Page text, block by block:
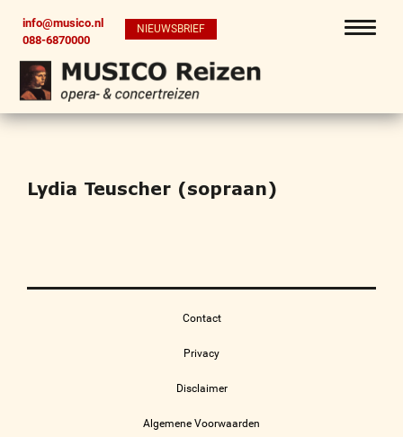
info@musico.nl
088-6870000
NIEUWSBRIEF
Lydia Teuscher (sopraan)
Contact
Privacy
Disclaimer
Algemene Voorwaarden